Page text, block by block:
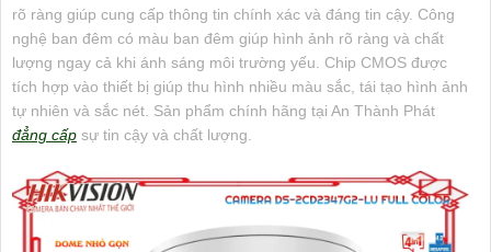
rõ ràng giúp cung cấp thông tin chính xác và đáng tin cậy. Công
nghệ ban đêm có màu ban đêm giúp hình ảnh rõ ràng và chất
lượng ngay cả khi ánh sáng môi trường yếu. Chip CMOS được
tích hợp vào thiết bị giúp thu hình nhiều màu sắc, tái tạo hình ảnh
tự nhiên và sắc nét. Sản phẩm chính hãng tại An Thành Phát
đẳng cấp sự tin cậy và chất lượng.